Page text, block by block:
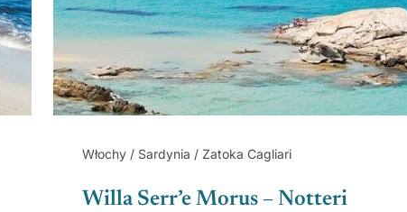
Włochy / Sardynia / Zatoka Cagliari
Willa Serr’e Morus – Notteri